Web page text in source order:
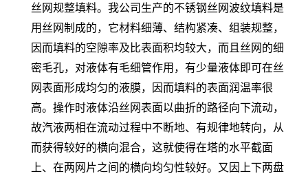
丝网规整填料。我公司生产的不锈钢丝网波纹填料是
用丝网制成的，它材料细薄、结构紧凑、组装规整，
因而填料的空隙率及比表面积均较大，而且丝网的细
密毛孔，对液体有毛细管作用，有少量液体即可在丝
网表面形成均匀的液膜，因而填料的表面润温率很
高。操作时液体沿丝网表面以曲折的路径向下流动，
故汽液两相在流动过程中不断地、有规律地转向，从
而获得较好的横向混合，这就使得在塔的水平截面
上、在两网片之间的横向均匀性较好。又因上下两盘